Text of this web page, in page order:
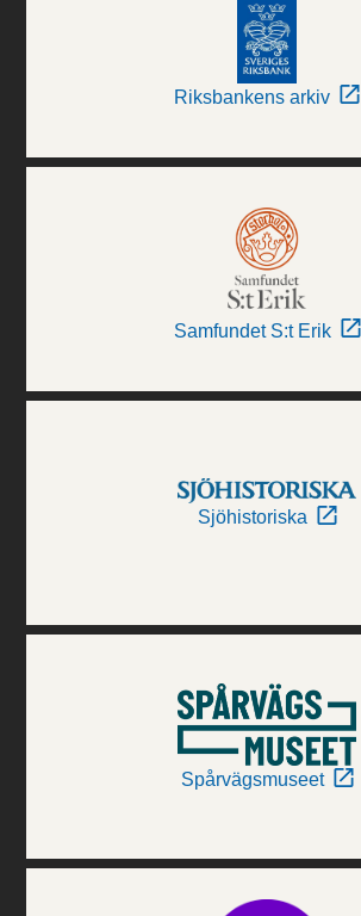
Riksbankens arkiv
Samfundet S:t Erik
Sjöhistoriska
Spårvägsmuseet